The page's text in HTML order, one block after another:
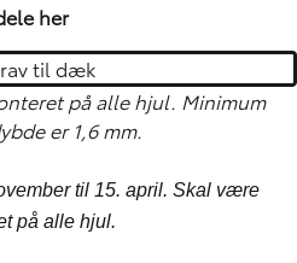
her
til dæk
på alle hjul. Minimum
er 1,6 mm.
til 15. april. Skal være
på alle hjul.